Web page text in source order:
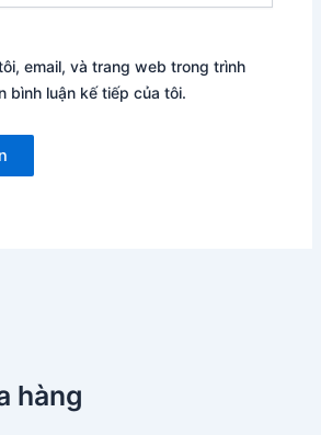
email, và trang web trong trình
bình luận kế tiếp của tôi.
hàng